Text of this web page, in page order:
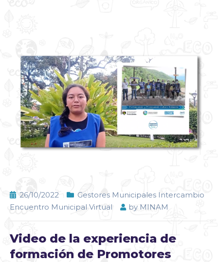
26/10/2022
Gestores Municipales Intercambio
Encuentro Municipal Virtual
by MINAM
Video de la experiencia de
formación de Promotores